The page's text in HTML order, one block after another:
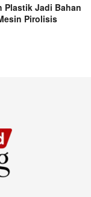
Plastik Jadi Bahan
Pirolisis